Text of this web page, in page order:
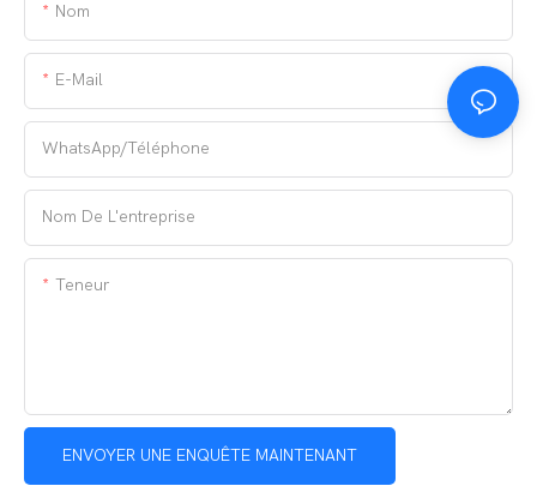
Nom
E-Mail
WhatsApp/téléphone
Nom De L'entreprise
Teneur
ENVOYER UNE ENQUÊTE MAINTENANT